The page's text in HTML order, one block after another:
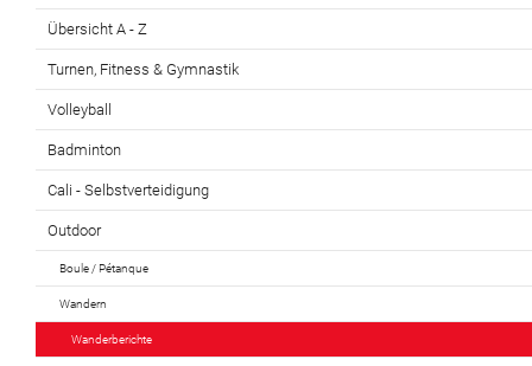
Übersicht A - Z
Turnen, Fitness & Gymnastik
Volleyball
Badminton
Cali - Selbstverteidigung
Outdoor
Boule / Pétanque
Wandern
Wanderberichte